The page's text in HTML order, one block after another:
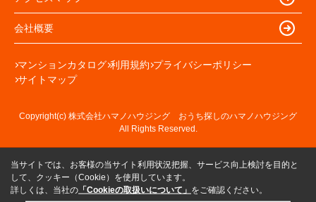
会社概要
マンションカタログ 利用規約 プライバシーポリシー
サイトマップ
Copyright(c) 株式会社ハマノハウジング おうち探しのハマノハウジング
All Rights Reserved.
当サイトでは、お客様の当サイト利用状況把握、サービス向上検討を目的と
して、クッキー（Cookie）を使用しています。
詳しくは、当社の 「Cookieの取扱いについて」 をご確認ください。